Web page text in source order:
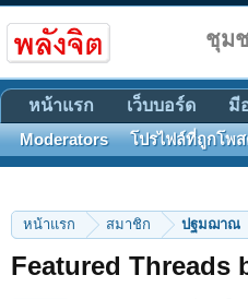
หน้าแรก สมาชิก ปฐมฌาณ
Featured
ชุม
หน้าแรก เว็บบอร์ด มี
Moderators โปรไฟล์ที่ถูกโพ